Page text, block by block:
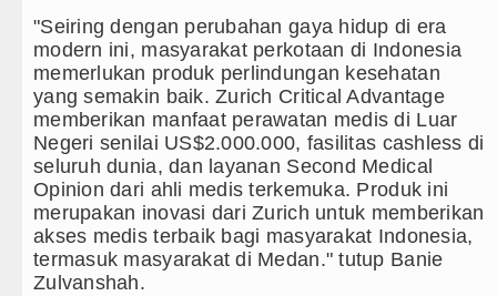
"Seiring dengan perubahan gaya hidup di era
modern ini, masyarakat perkotaan di Indonesia
memerlukan produk perlindungan kesehatan
yang semakin baik. Zurich Critical Advantage
memberikan manfaat perawatan medis di Luar
Negeri senilai US$2.000.000, fasilitas cashless di
seluruh dunia, dan layanan Second Medical
Opinion dari ahli medis terkemuka. Produk ini
merupakan inovasi dari Zurich untuk memberikan
akses medis terbaik bagi masyarakat Indonesia,
termasuk masyarakat di Medan." tutup Banie
Zulvanshah.